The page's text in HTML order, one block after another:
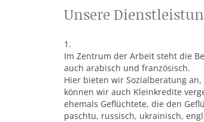
Unsere
1.
Im Zentrum der Arbeit steht die
auch arabisch und französisch.
Hier bieten wir Sozialberatung
können wir auch Kleinkredite
ehemals Geflüchtete, die den
paschtu, russisch, ukrainisch,